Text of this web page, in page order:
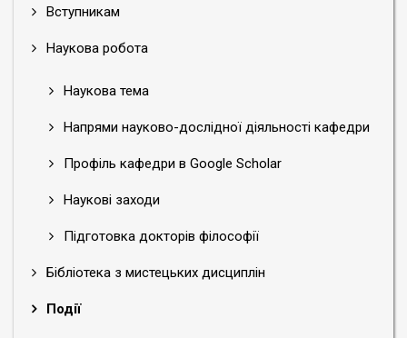
Вступникам
Наукова робота
Наукова тема
Напрями науково-дослідної діяльності кафедри
Профіль кафедри в Google Scholar
Наукові заходи
Підготовка докторів філософії
Бібліотека з мистецьких дисциплін
Події